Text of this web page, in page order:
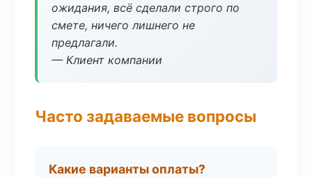
ожидания, всё сделали строго по
смете, ничего лишнего не
предлагали.
— Клиент компании
Часто задаваемые вопросы
Какие варианты оплаты?